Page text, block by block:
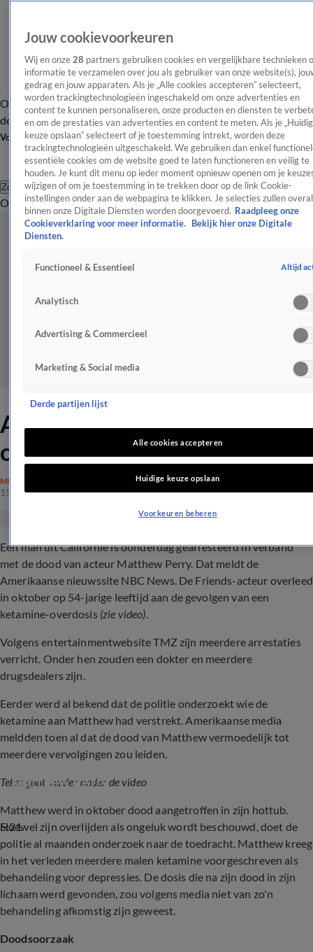
OverzichtAfleveringen Entertainment TV Algemeen
Tip
de redactieNieuwsbrief
Volg Shownieuws
Zoeken
OverzichtEntertainmentSpraakmakendRealityCrimeVideo's
Arrestatie voor dodelijke
overdosis Matthew Perry
MISDAAD
15 aug 2024, 16:26
Een man uit Californië is donderdag gearresteerd in verband
met de dood van acteur Matthew Perry. Dat meldt de
Amerikaanse nieuwssite NBC News. De Friends-acteur overleed
in oktober op 54-jarige leeftijd aan de gevolgen van een
ketamine-overdosis (zie video).
Volgens entertainmentwebsite TMZ zijn meerdere arrestaties
verricht. Onder hen zouden een dokter en meerdere
drugsdealers zijn.
Eerder werd al bekend dat de politie onderzoekt wie de
ketamine aan Matthew had verstrekt. Amerikaanse media
meldden toen al dat de dood van Matthew vermoedelijk tot
meerdere vervolgingen zou leiden.
Tekst gaat verder onder de video
5:21
Vijf mensen aangeklaagd in onderzoek dood
Matthew Perry
Matthew werd in oktober dood aangetroffen in zijn hottub.
Hoewel zijn overlijden als ongeluk wordt beschouwd, doet de
politie al maanden onderzoek naar de toedracht. Matthew kreeg
in het verleden meerdere malen ketamine voorgeschreven als
behandeling voor depressies. De dosis die na zijn dood in zijn
lichaam werd gevonden, zou volgens media niet van zo'n
behandeling afkomstig zijn geweest.
Doodsoorzaak
Jouw cookievoorkeuren
Wij en onze 28 partners gebruiken cookies en vergelijkbare technieken
informatie te verzamelen over jou als gebruiker van onze website(s),
gedrag en jouw apparaten. Als je „Alle cookies accepteren” selecteert,
worden trackingtechnologieën ingeschakeld om onze advertenties en
content te kunnen personaliseren, onze producten en diensten te
en om de prestaties van advertenties en content te meten. Als je
keuze opslaan” selecteert of je toestemming intrekt, worden deze
trackingtechnologieën uitgeschakeld. We gebruiken dan enkel
essentiële cookies om de website goed te laten functioneren en veilig te
houden. Je kunt dit menu op ieder moment opnieuw openen om je
wijzigen of om je toestemming in te trekken door op de link Cookie-
instellingen onder aan de webpagina te klikken. Je selecties zullen overal
binnen onze Digitale Diensten worden doorgevoerd. Raadpleeg onze
Cookieverklaring voor meer informatie.
Bekijk hier onze Digitale
Diensten.
Functioneel & Essentieel Altijd
Analytisch
Advertising & Commercieel
Marketing & Social media
Derde partijen lijst
Alle cookies accepteren
Huidige keuze opslaan
Voorkeuren beheren